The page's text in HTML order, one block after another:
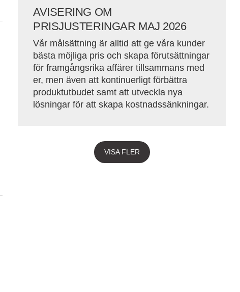
AVISERING OM
PRISJUSTERINGAR MAJ 2026
Vår målsättning är alltid att ge våra kunder
bästa möjliga pris och skapa förutsättningar
för framgångsrika affärer tillsammans med
er, men även att kontinuerligt förbättra
produktutbudet samt att utveckla nya
lösningar för att skapa kostnadssänkningar.
VISA FLER